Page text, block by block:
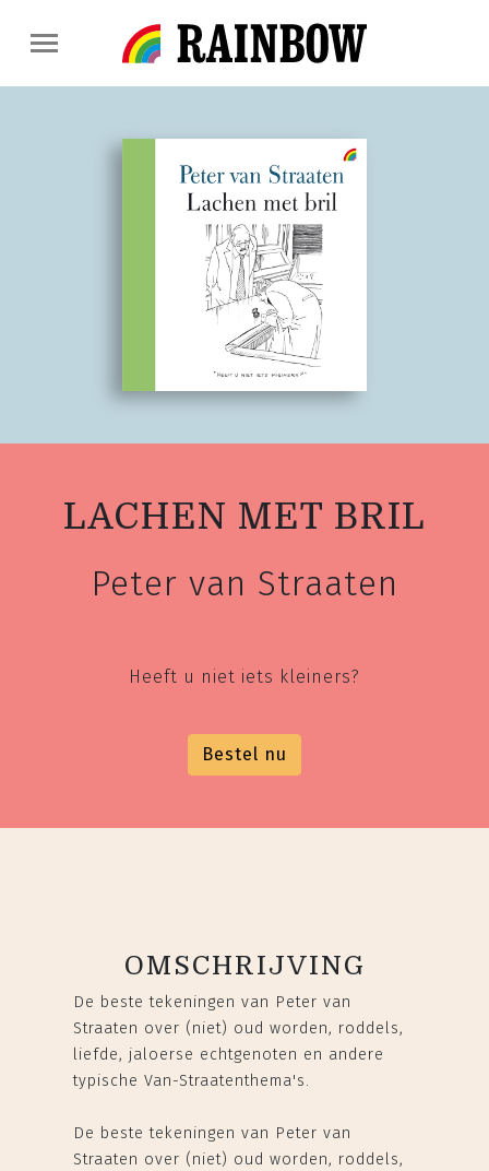
LACHEN MET BRIL
Peter van Straaten
Heeft u niet iets kleiners?
Bestel nu
OMSCHRIJVING
De beste tekeningen van Peter van
Straaten over (niet) oud worden, roddels,
liefde, jaloerse echtgenoten en andere
typische Van-Straatenthema's.
De beste tekeningen van Peter van
Straaten over (niet) oud worden, roddels,